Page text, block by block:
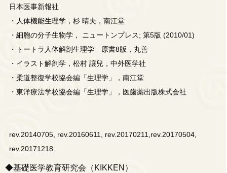
日本医事新報社
・ 人体機能生理学 ，杉 晴夫，南江堂
・ 細胞の分子生物学 ， ニュートンプレス; 第5版 (2010/01)
・
トートラ人体解剖生理学 原書8版 ，丸善
・ イラスト解剖学 ，松村 讓兒，中外医学社
・柔道整復学校協会編「生理学」，南江堂
・東洋療法学校協会編「生理学」，医歯薬出版株式会社
rev.20140705, rev.20160611, rev.20170211,rev.20170504,
rev.20171218.
◆基礎医学教育研究会（KIKKEN）